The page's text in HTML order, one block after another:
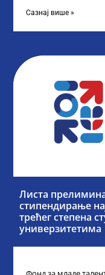
Сазнај више »
Листа
стипендирање
трећег степена
универзитетима